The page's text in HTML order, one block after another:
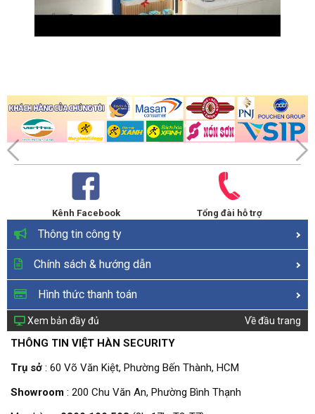
Kênh Facebook Tổng đài hỗ trợ
Thông tin công ty
Chính sách & hướng dẫn
Hình thức thanh toán
Xem bản đầy đủ Về đầu trang
THÔNG TIN VIỆT HÀN SECURITY
Trụ sở : 60 Võ Văn Kiệt, Phường Bến Thành, HCM
Showroom : 200 Chu Văn An, Phường Bình Thạnh